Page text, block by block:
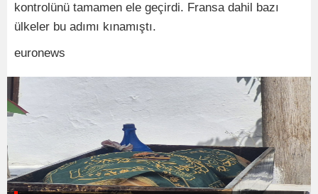
kontrolünü tamamen ele geçirdi. Fransa dahil bazı
ülkeler bu adımı kınamıştı.
euronews